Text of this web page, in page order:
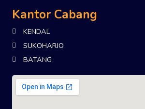
Kantor Cabang
KENDAL
SUKOHARJO
BATANG